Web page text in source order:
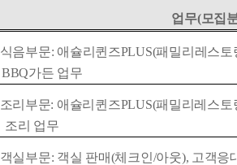
업무(모집
식음부문: 애슐리퀸즈PLUS(패밀리레스토
BBQ가든 업무
조리부문: 애슐리퀸즈PLUS(패밀리레스토
조리 업무
객실부문: 객실 판매(체크인 /아웃), 고객응